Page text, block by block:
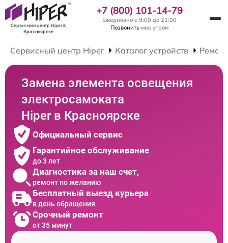
Сервисный центр Hiperв
Красноярске
+7 (800) 101-14-79
Ежедневно с 9:00 до 21:00
Позвонить мне утром
Сервисный центр Hiper Каталог устройств
Замена элемента освещения
электросамоката
Hiper в Красноярске
Официальный сервис
Гарантийное обслуживание
до 3 лет
Диагностика за наш счет,
ремонт по желанию
Бесплатный выезд курьера
в день обращения
Срочный ремонт
от 35 минут